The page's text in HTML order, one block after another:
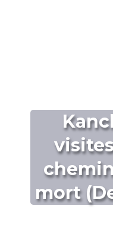
mort